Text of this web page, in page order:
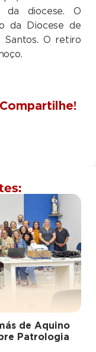
diocese. O
da Diocese de
Santos. O retiro
de Aquino
Patrologia